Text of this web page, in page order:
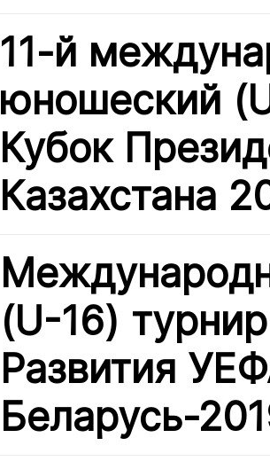
11-й
юношеский
Кубок
Казахстана
(U-16)
Развития
Беларусь-